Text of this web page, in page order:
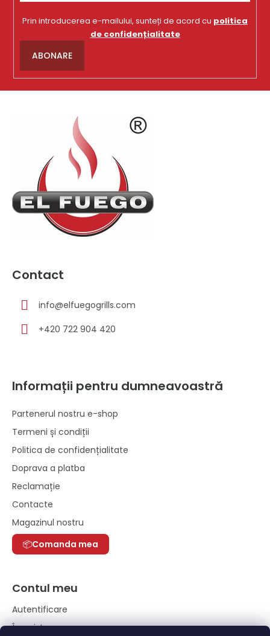
Prin introducerea e-mailului, sunteți de acord cu politica
de confidențialitate
ABONARE
Contact
info@elfuegogrills.com
+420 722 904 420
Informații pentru dumneavoastră
Partenerul nostru e-shop
Termeni și condiții
Politica de confidențialitate
Doprava a platba
Reclamație
Contacte
Magazinul nostru
Comanda mea
Contul meu
Autentificare
Înregistrare